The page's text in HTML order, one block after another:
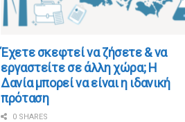
​​Έχετε σκεφτεί να ζήσετε & να
εργαστείτε σε άλλη χώρα; Η
Δανία μπορεί να είναι η ιδανική
πρόταση
0 SHARES